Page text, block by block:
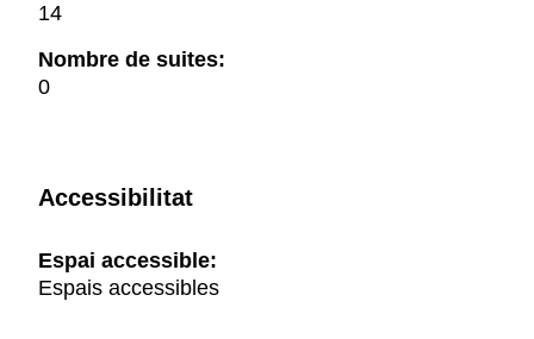
14
Nombre de suites:
0
Accessibilitat
Espai accessible:
Espais accessibles